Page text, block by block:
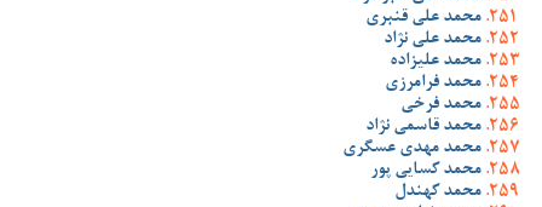
محمد علی قنبری
محمد علی نژاد
محمد علیزاده
محمد فرامرزی
محمد فرخی
محمد قاسمی نژاد
محمد مهدی عسگری
محمد کسایی پور
محمد کهندل